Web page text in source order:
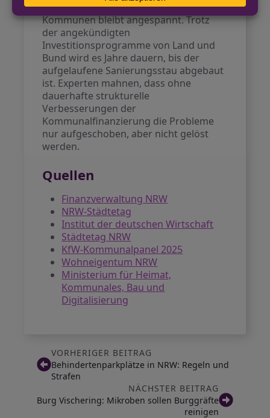
Die finanzielle Situation der NRW-
Kommunen bleibt angespannt. Trotz
der angekündigten
Investitionsprogramme von Land und
Bund wird es Jahre dauern, bis der
aufgelaufene Sanierungsstau abgebaut
ist. Experten mahnen, dass ohne
dauerhafte strukturelle
Verbesserungen der
Kommunalfinanzierung die Probleme
nur aufgeschoben, aber nicht gelöst
werden.
Quellen
Finanzverwaltung NRW
NRW-Städtetag
Institut der deutschen Wirtschaft
Städtetag NRW
KfW-Kommunalpanel 2025
Wohneigentum NRW
Ministerium für Heimat,
Kommunales, Bau und
Digitalisierung
VORHERIGER BEITRAG
Behindertenparkplätze in NRW: Regeln und
Strafen
NÄCHSTER BEITRAG
Burg Vischering: Mikroben sollen Burggräfte
reinigen